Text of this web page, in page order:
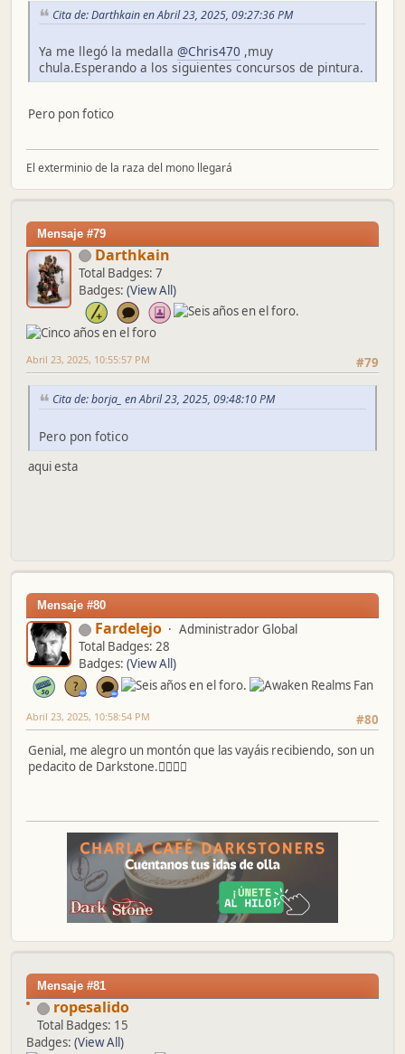
Cita de: Darthkain en Abril 23, 2025, 09:27:36 PM
Ya me llegó la medalla @Chris470 ,muy
chula.Esperando a los siguientes concursos de pintura.
Pero pon fotico
El exterminio de la raza del mono llegará
Mensaje #79
Darthkain
Total Badges: 7
Badges: (View All)
#79
Abril 23, 2025, 10:55:57 PM
Cita de: borja_ en Abril 23, 2025, 09:48:10 PM
Pero pon fotico
aqui esta
Mensaje #80
Fardelejo
Administrador Global
Total Badges: 28
Badges: (View All)
#80
Abril 23, 2025, 10:58:54 PM
Genial, me alegro un montón que las vayáis recibiendo, son un
pedacito de Darkstone.👌🏼👌🏼
Mensaje #81
ropesalido
Total Badges: 15
Badges: (View All)